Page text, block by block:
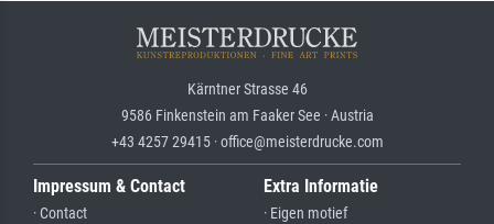
Kärntner Strasse 46
9586 Finkenstein am Faaker See · Austria
+43 4257 29415 · office@meisterdrucke.com
Impressum & Contact
· Contact
Extra Informatie
· Eigen motief